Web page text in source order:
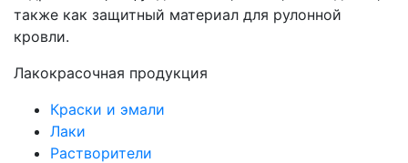
также как защитный материал для рулонной
кровли.
Лакокрасочная продукция
Краски и эмали
Лаки
Растворители